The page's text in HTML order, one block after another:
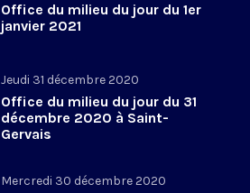
Office du milieu du jour du 1er
janvier 2021
Jeudi 31 décembre 2020
Office du milieu du jour du 31
décembre 2020 à Saint-
Gervais
Mercredi 30 décembre 2020